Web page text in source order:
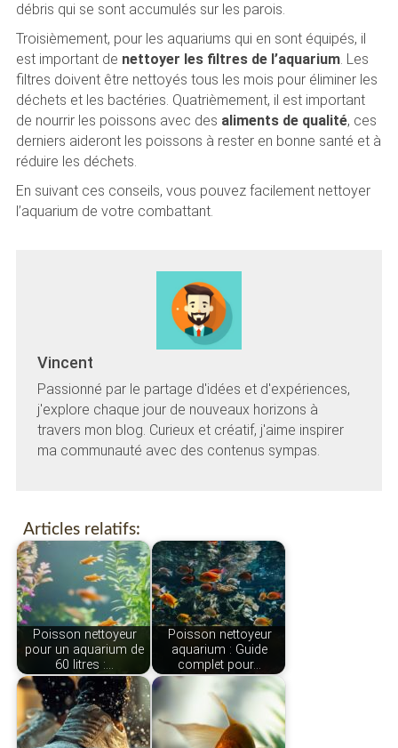
débris qui se sont accumulés sur les parois.
Troisièmement, pour les aquariums qui en sont équipés, il
est important de nettoyer les filtres de l’aquarium. Les
filtres doivent être nettoyés tous les mois pour éliminer les
déchets et les bactéries. Quatrièmement, il est important
de nourrir les poissons avec des aliments de qualité, ces
derniers aideront les poissons à rester en bonne santé et à
réduire les déchets.
En suivant ces conseils, vous pouvez facilement nettoyer
l’aquarium de votre combattant.
Vincent
Passionné par le partage d'idées et d'expériences,
j'explore chaque jour de nouveaux horizons à
travers mon blog. Curieux et créatif, j'aime inspirer
ma communauté avec des contenus sympas.
Articles relatifs:
Poisson nettoyeur
pour un aquarium de
60 litres :…
Poisson nettoyeur
aquarium : Guide
complet pour…